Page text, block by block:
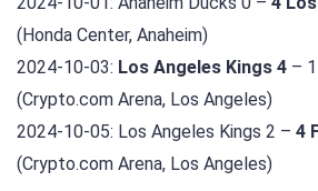
(Honda Center, Anaheim)
2024-10-03: Los Angeles Kings 4 –
(Crypto.com Arena, Los Angeles)
2024-10-05: Los Angeles Kings 2 – 4
(Crypto.com Arena, Los Angeles)